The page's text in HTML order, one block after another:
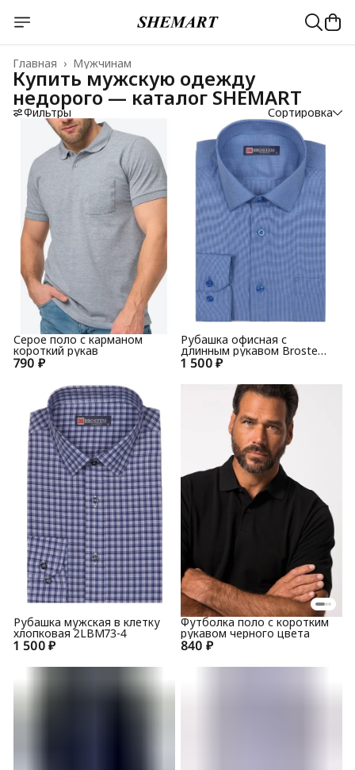
Мужчинам
Главная ›
Купить мужскую одежду
недорого — каталог SHEMART
Фильтры Сортировка
790 ₽
Серое поло с карманом
короткий рукав
1 500 ₽
Рубашка офисная с
длинным рукавом Brostem
1LBM65+3
1 500 ₽
Рубашка мужская в клетку
хлопковая 2LBM73-4
840 ₽
Футболка поло с коротким
рукавом черного цвета